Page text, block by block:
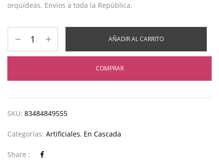
orquídeas. Envíos a toda la República.
AÑADIR AL CARRITO
COMPRAR
SKU: 83484849555
Categorías: Artificiales, En Cascada
Share :